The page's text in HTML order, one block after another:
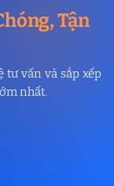
Tận
tư vấn và sắp xếp
nhất.